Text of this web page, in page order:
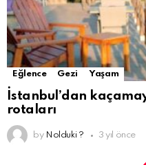
Eğlence Gezi Yaşam
İstanbul’dan
rotaları
by Nolduki ? 3 yıl önce